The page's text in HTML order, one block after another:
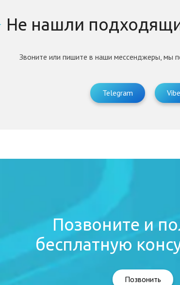
Не нашли
Звоните или пишите в наши мессенджеры, мы
Telegram
Позвоните и
бесплатную
Позвонить